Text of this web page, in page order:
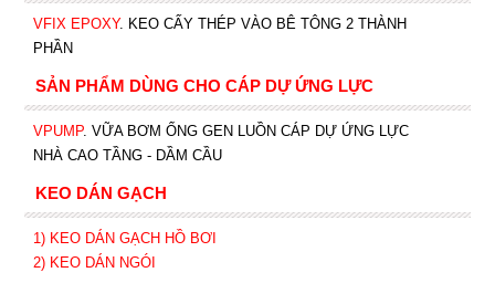
VFIX EPOXY. KEO CẤY THÉP VÀO BÊ TÔNG 2 THÀNH
PHẦN
SẢN PHẨM DÙNG CHO CÁP DỰ ỨNG LỰC
VPUMP. VỮA BƠM ỐNG GEN LUỒN CÁP DỰ ỨNG LỰC
NHÀ CAO TẦNG - DẦM CẦU
KEO DÁN GẠCH
1) KEO DÁN GẠCH HỒ BƠI
2) KEO DÁN NGÓI